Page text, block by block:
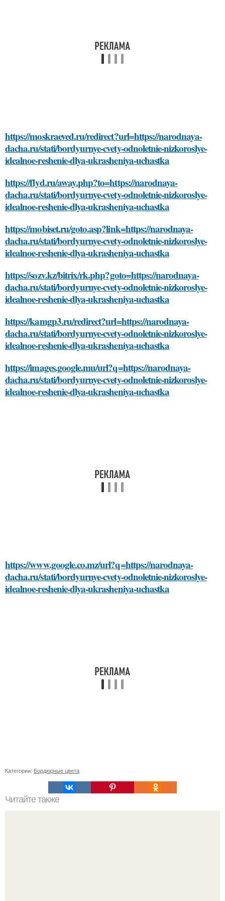
https://moskraeved.ru/redirect?url=https://narodnaya-
dacha.ru/stati/bordyurnye-cvety-odnoletnie-nizkoroslye-
idealnoe-reshenie-dlya-ukrasheniya-uchastka
https://flyd.ru/away.php?to=https://narodnaya-
dacha.ru/stati/bordyurnye-cvety-odnoletnie-nizkoroslye-
idealnoe-reshenie-dlya-ukrasheniya-uchastka
https://mobiset.ru/goto.asp?link=https://narodnaya-
dacha.ru/stati/bordyurnye-cvety-odnoletnie-nizkoroslye-
idealnoe-reshenie-dlya-ukrasheniya-uchastka
https://sozv.kz/bitrix/rk.php?goto=https://narodnaya-
dacha.ru/stati/bordyurnye-cvety-odnoletnie-nizkoroslye-
idealnoe-reshenie-dlya-ukrasheniya-uchastka
https://kamgp3.ru/redirect?url=https://narodnaya-
dacha.ru/stati/bordyurnye-cvety-odnoletnie-nizkoroslye-
idealnoe-reshenie-dlya-ukrasheniya-uchastka
https://images.google.mu/url?q=https://narodnaya-
dacha.ru/stati/bordyurnye-cvety-odnoletnie-nizkoroslye-
idealnoe-reshenie-dlya-ukrasheniya-uchastka
https://www.google.co.mz/url?q=https://narodnaya-
dacha.ru/stati/bordyurnye-cvety-odnoletnie-nizkoroslye-
idealnoe-reshenie-dlya-ukrasheniya-uchastka
Категории: Бордюрные цвета
Читайте также